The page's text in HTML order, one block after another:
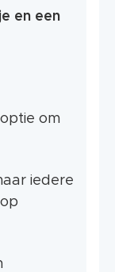
en een
om
iedere
op